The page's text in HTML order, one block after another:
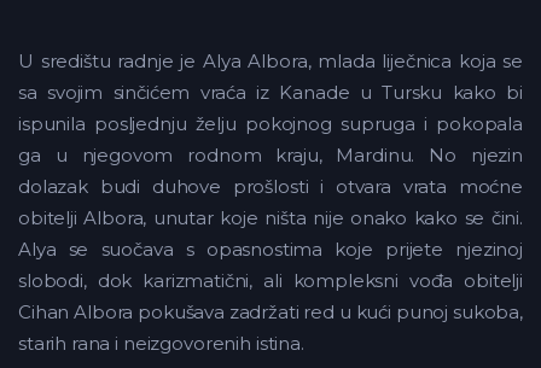
U središtu radnje je Alya Albora, mlada liječnica koja se
sa svojim sinčićem vraća iz Kanade u Tursku kako bi
ispunila posljednju želju pokojnog supruga i pokopala
ga u njegovom rodnom kraju, Mardinu. No njezin
dolazak budi duhove prošlosti i otvara vrata moćne
obitelji Albora, unutar koje ništa nije onako kako se čini.
Alya se suočava s opasnostima koje prijete njezinoj
slobodi, dok karizmatični, ali kompleksni vođa obitelji
Cihan Albora pokušava zadržati red u kući punoj sukoba,
starih rana i neizgovorenih istina.